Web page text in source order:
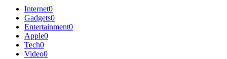
Internet0
Gadgets0
Entertainment0
Apple0
Tech0
Video0